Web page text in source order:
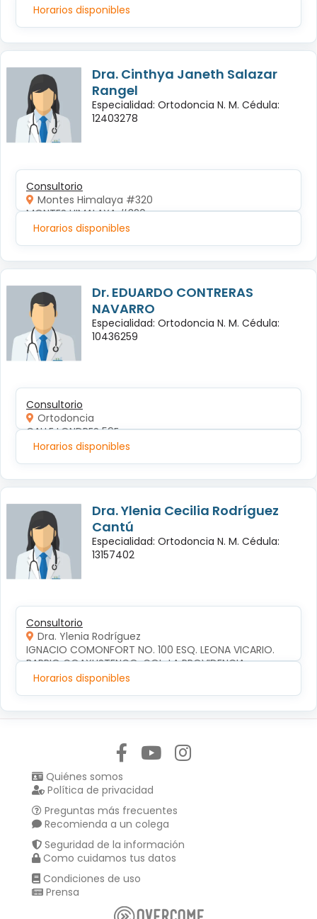
Horarios disponibles
Dra. Cinthya Janeth Salazar
Rangel
Especialidad: Ortodoncia N. M. Cédula:
12403278
Consultorio
Montes Himalaya #320
MONTES HIMALAYA #320
Horarios disponibles
Dr. EDUARDO CONTRERAS
NAVARRO
Especialidad: Ortodoncia N. M. Cédula:
10436259
Consultorio
Ortodoncia
CALLE LONDRES 59E
Horarios disponibles
Dra. Ylenia Cecilia Rodríguez
Cantú
Especialidad: Ortodoncia N. M. Cédula:
13157402
Consultorio
Dra. Ylenia Rodríguez
IGNACIO COMONFORT NO. 100 ESQ. LEONA VICARIO.
BARRIO COAXUSTENCO. COL. LA PROVIDENCIA
Horarios disponibles
Quiénes somos
Política de privacidad
Preguntas más frecuentes
Recomienda a un colega
Seguridad de la información
Como cuidamos tus datos
Condiciones de uso
Prensa